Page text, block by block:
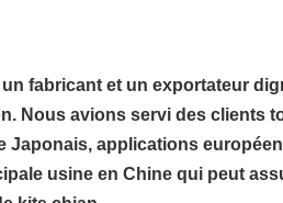
fabricant et un exportateur
Nous avions servi des clients
Japonais, applications
usine en Chine qui peut